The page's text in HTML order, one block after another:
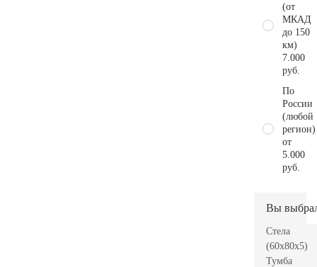
(от
МКАД
до 150
км)
7.000
руб.
По
России
(любой
регион)
от
5.000
руб.
Вы
Стела
(60x80x5)
Тумба